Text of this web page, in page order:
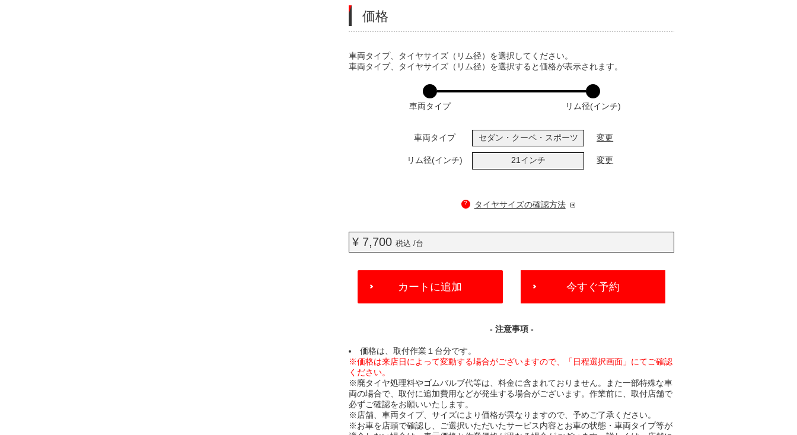
価格
VARIATIONS
車両タイプ、タイヤサイズ（リム径）を選択してください。
車両タイプ、タイヤサイズ（リム径）を選択すると価格が表示されます。
車両タイプ リム径(インチ)
車両タイプ セダン・クーペ・スポーツ 変更
リム径(インチ) 21インチ 変更
? タイヤサイズの確認方法
¥ 7,700税込 /台
ADD
CART
カートに追加 今すぐ予約
- 注意事項 -
価格は、取付作業１台分です。
※価格は来店日によって変動する場合がございますので、「日程選択画面」にてご確認
ください。
※廃タイヤ処理料やゴムバルブ代等は、料金に含まれておりません。また一部特殊な車
両の場合で、取付に追加費用などが発生する場合がございます。作業前に、取付店舗で
必ずご確認をお願いいたします。
※店舗、車両タイプ、サイズにより価格が異なりますので、予めご了承ください。
※お車を店頭で確認し、ご選択いただいたサービス内容とお車の状態・車両タイプ等が